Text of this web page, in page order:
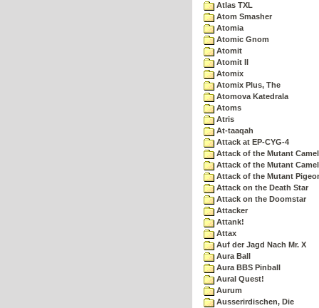
Atlas TXL
Atom Smasher
Atomia
Atomic Gnom
Atomit
Atomit II
Atomix
Atomix Plus, The
Atomova Katedrala
Atoms
Atris
At-taaqah
Attack at EP-CYG-4
Attack of the Mutant
Attack of the Mutant
Attack of the Mutant
Attack on the Death Star
Attack on the Doomstar
Attacker
Attank!
Attax
Auf der Jagd Nach Mr. X
Aura Ball
Aura BBS Pinball
Aural Quest!
Aurum
Ausserirdischen, Die